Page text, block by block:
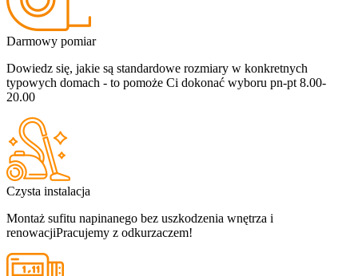
Darmowy pomiar
Dowiedz się, jakie są standardowe rozmiary w konkretnych
typowych domach - to pomoże Ci dokonać wyboru pn-pt 8.00-
20.00
Czysta instalacja
Montaż sufitu napinanego bez uszkodzenia wnętrza i
renowacjiPracujemy z odkurzaczem!